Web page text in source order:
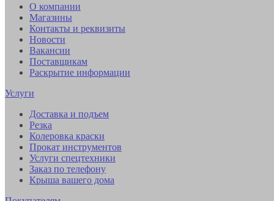
О компании
Магазины
Контакты и реквизиты
Новости
Вакансии
Поставщикам
Раскрытие информации
Услуги
Доставка и подъем
Резка
Колеровка краски
Прокат инструментов
Услуги спецтехники
Заказ по телефону
Крыша вашего дома